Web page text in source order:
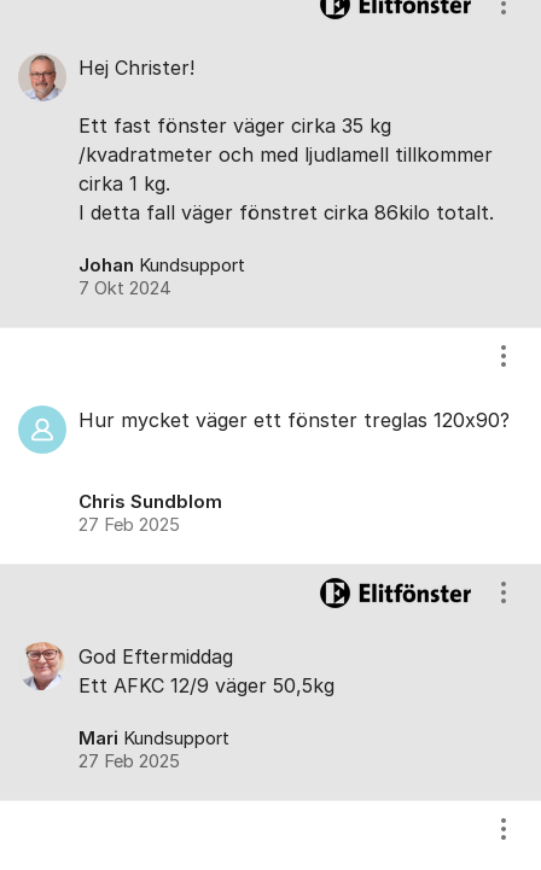
Hej Christer!
Ett fast fönster väger cirka 35 kg
/kvadratmeter och med ljudlamell tillkommer
cirka 1 kg.
I detta fall väger fönstret cirka 86kilo totalt.
Johan Kundsupport
7 Okt 2024
Hur mycket väger ett fönster treglas 120x90?
Chris Sundblom
27 Feb 2025
God Eftermiddag
Ett AFKC 12/9 väger 50,5kg
Mari Kundsupport
27 Feb 2025